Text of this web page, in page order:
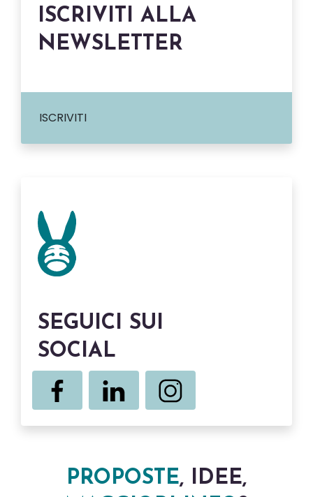
ISCRIVITI ALLA
NEWSLETTER
ISCRIVITI
SEGUICI SUI
SOCIAL
PROPOSTE, IDEE,